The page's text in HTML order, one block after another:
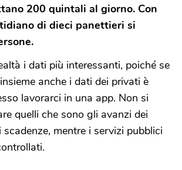
200 quintali al giorno. Con
di dieci panettieri si
i dati più interessanti, poiché se
anche i dati dei privati è
lavorarci in una app. Non si
quelli che sono gli avanzi dei
mentre i servizi pubblici